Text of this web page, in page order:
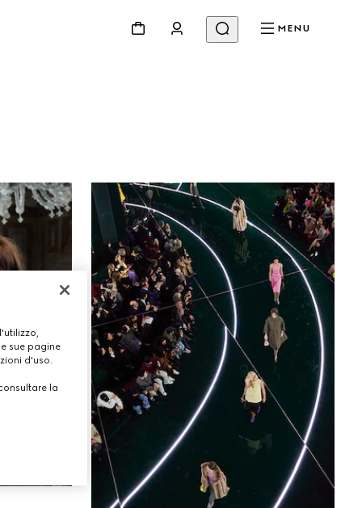
MENU
sue pagine
d'uso.
la